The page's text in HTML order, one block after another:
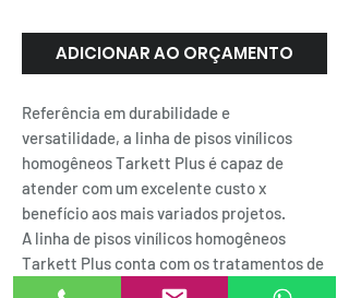
ADICIONAR AO ORÇAMENTO
Referência em durabilidade e
versatilidade, a linha de pisos vinílicos
homogêneos Tarkett Plus é capaz de
atender com um excelente custo x
benefício aos mais variados projetos.
A linha de pisos vinílicos homogêneos
Tarkett Plus conta com os tratamentos de
superfície acrílica (Vylon Plus®) ou de PUR